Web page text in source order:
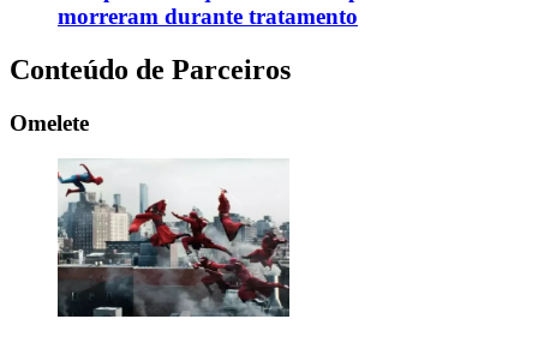
morreram durante tratamento
Conteúdo de Parceiros
Omelete